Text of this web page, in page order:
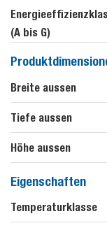
(A bis G)
Breite aussen
Tiefe aussen
Höhe aussen
Eigenschaften
Temperaturklasse